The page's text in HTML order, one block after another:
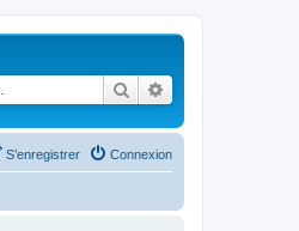
Rechercher
Connexion
S’enregistrer